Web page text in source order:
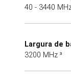
40 - 3440
Largura de
3200 MHz ³